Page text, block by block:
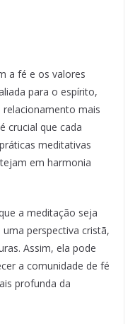
a fé e os valores
para o espírito,
mais
crucial que cada
meditativas
em harmonia
a meditação seja
perspectiva cristã,
Assim, ela pode
a comunidade de fé
profunda da